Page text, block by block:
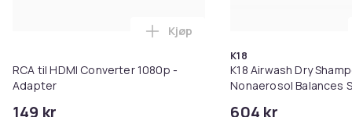
RCA til HDMI Converter 1080p -
Adapter
149 kr
Legg RCA til HDMI Converter
Kjøp
K18
K18 Airwash Dry
Nonaerosol Balances
604 kr